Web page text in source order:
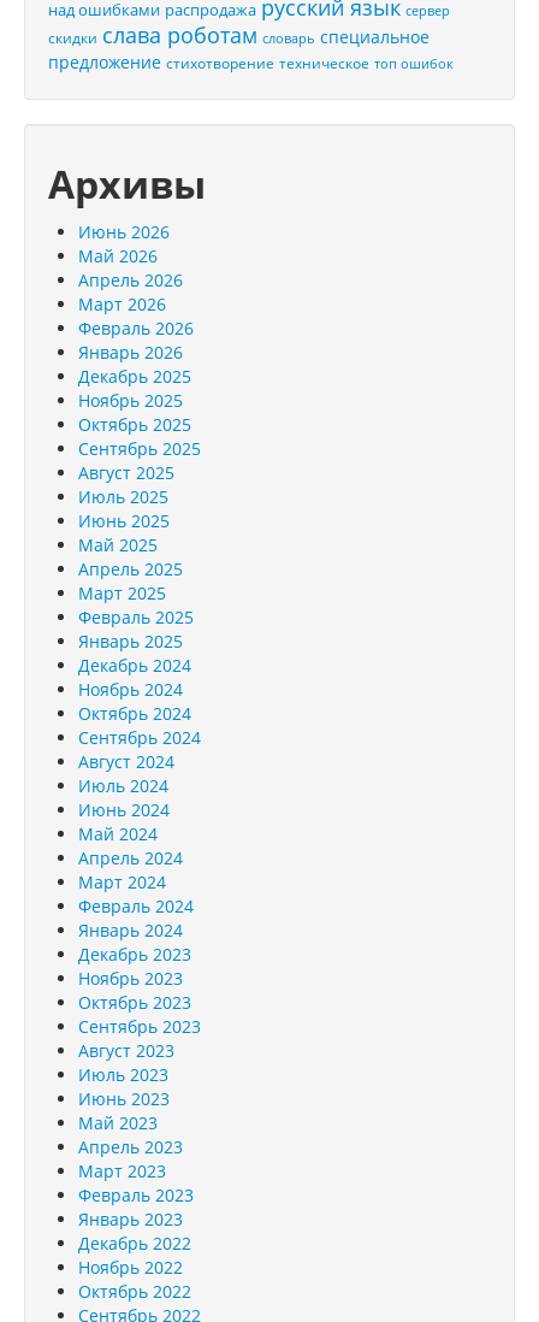
над ошибками распродажа русский язык сервер
скидки слава роботам словарь специальное
предложение стихотворение техническое топ ошибок
Архивы
Июнь 2026
Май 2026
Апрель 2026
Март 2026
Февраль 2026
Январь 2026
Декабрь 2025
Ноябрь 2025
Октябрь 2025
Сентябрь 2025
Август 2025
Июль 2025
Июнь 2025
Май 2025
Апрель 2025
Март 2025
Февраль 2025
Январь 2025
Декабрь 2024
Ноябрь 2024
Октябрь 2024
Сентябрь 2024
Август 2024
Июль 2024
Июнь 2024
Май 2024
Апрель 2024
Март 2024
Февраль 2024
Январь 2024
Декабрь 2023
Ноябрь 2023
Октябрь 2023
Сентябрь 2023
Август 2023
Июль 2023
Июнь 2023
Май 2023
Апрель 2023
Март 2023
Февраль 2023
Январь 2023
Декабрь 2022
Ноябрь 2022
Октябрь 2022
Сентябрь 2022